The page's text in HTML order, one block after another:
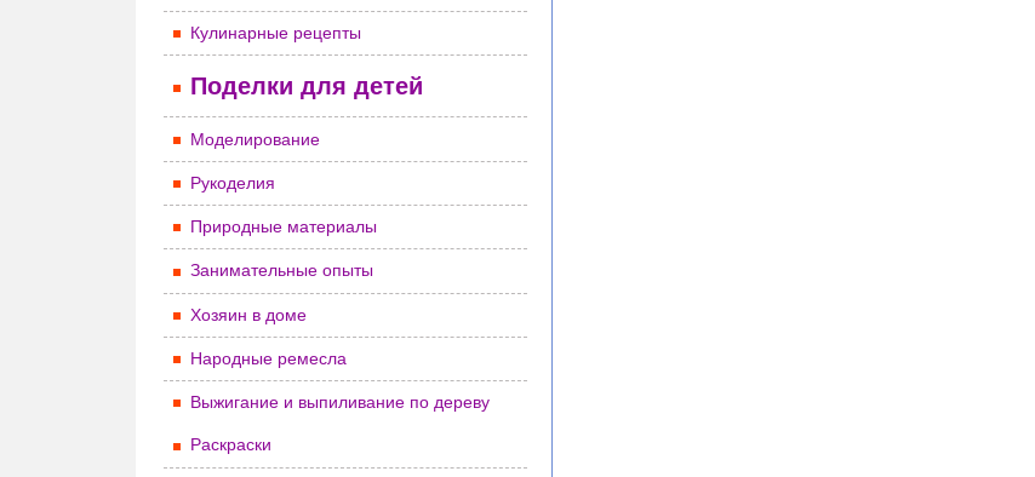
Кулинарные рецепты
Поделки для детей
Моделирование
Рукоделия
Природные материалы
Занимательные опыты
Хозяин в доме
Народные ремесла
Выжигание и выпиливание по дереву
Раскраски